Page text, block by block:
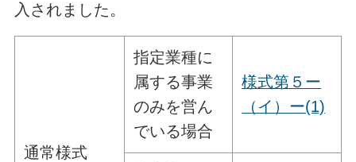
入されました。
通常様式
指定業種に
属する事業
のみを営ん
でいる場合
様式第５ー
（イ）ー(1)